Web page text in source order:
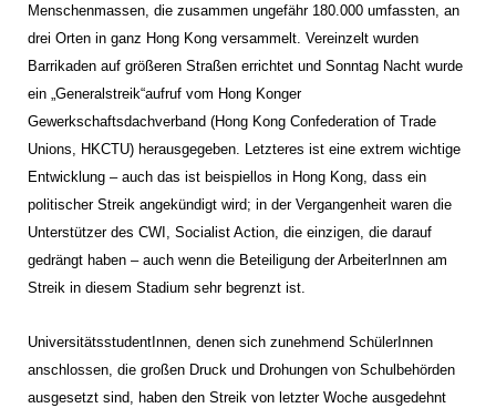
Menschenmassen, die zusammen ungefähr 180.000 umfassten, an
drei Orten in ganz Hong Kong versammelt. Vereinzelt wurden
Barrikaden auf größeren Straßen errichtet und Sonntag Nacht wurde
ein „Generalstreik“aufruf vom Hong Konger
Gewerkschaftsdachverband (Hong Kong Confederation of Trade
Unions, HKCTU) herausgegeben. Letzteres ist eine extrem wichtige
Entwicklung – auch das ist beispiellos in Hong Kong, dass ein
politischer Streik angekündigt wird; in der Vergangenheit waren die
Unterstützer des CWI, Socialist Action, die einzigen, die darauf
gedrängt haben – auch wenn die Beteiligung der ArbeiterInnen am
Streik in diesem Stadium sehr begrenzt ist.
UniversitätsstudentInnen, denen sich zunehmend SchülerInnen
anschlossen, die großen Druck und Drohungen von Schulbehörden
ausgesetzt sind, haben den Streik von letzter Woche ausgedehnt